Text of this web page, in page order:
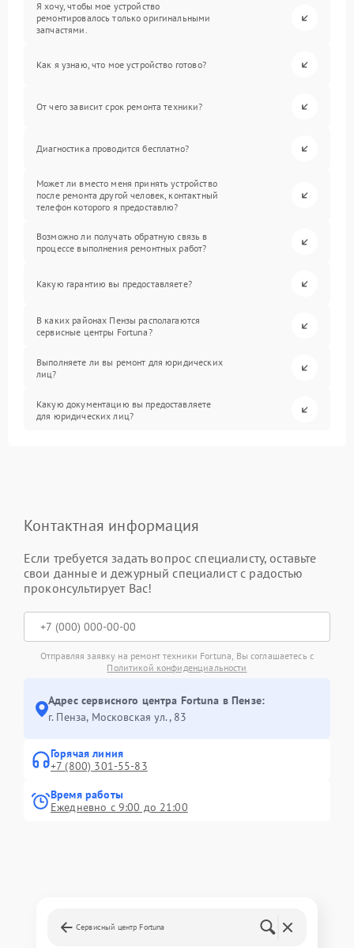
Я хочу, чтобы мое устройство
ремонтировалось только оригинальными
запчастями.
Как я узнаю, что мое устройство готово?
От чего зависит срок ремонта техники?
Диагностика проводится бесплатно?
Может ли вместо меня принять устройство
после ремонта другой человек, контактный
телефон которого я предоставлю?
Возможно ли получать обратную связь в
процессе выполнения ремонтных работ?
Какую гарантию вы предоставляете?
В каких районах Пензы располагаются
сервисные центры Fortuna?
Выполняете ли вы ремонт для юридических
лиц?
Какую документацию вы предоставляете
для юридических лиц?
Контактная информация
Если требуется задать вопрос специалисту, оставьте
свои данные и дежурный специалист с радостью
проконсультирует Вас!
Отправляя заявку на ремонт техники Fortuna, Вы соглашаетесь с
Политикой конфиденциальности
Адрес сервисного центра Fortuna в Пензе:
г. Пенза, Московская ул., 83
Горячая линия
+7 (800) 301-55-83
Время работы
Ежедневно с 9:00 до 21:00
Сервисный центр Fortuna